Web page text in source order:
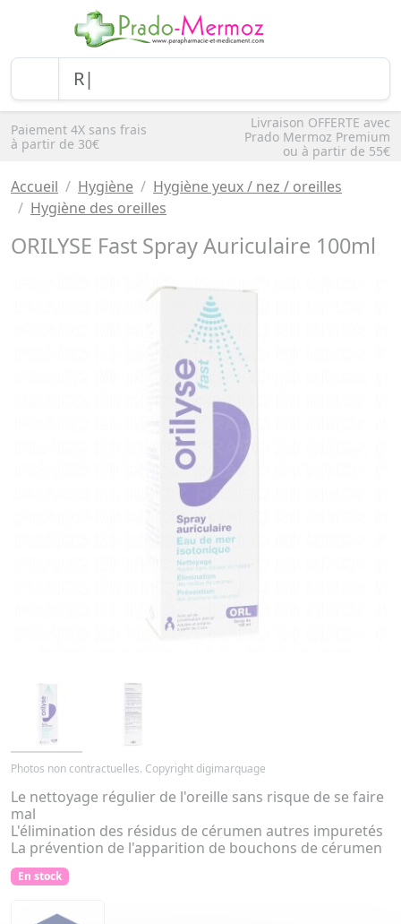
Paiement 4X sans frais
à partir de 30€
Livraison OFFERTE avec
Prado Mermoz Premium
ou à partir de 55€
Accueil Hygiène
Hygiène yeux / nez / oreilles
Hygiène des oreilles
ORILYSE Fast Spray Auriculaire 100ml
Photos non contractuelles. Copyright digimarquage
Le nettoyage régulier de l'oreille sans risque de se faire
mal
L'élimination des résidus de cérumen autres impuretés
La prévention de l'apparition de bouchons de cérumen
En stock